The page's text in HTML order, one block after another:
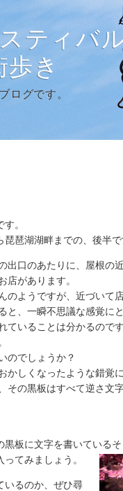
ティバ
き
ログです。
。
琶湖湖畔までの、後半
出口のあたりに、屋根の
店があります。
のようですが、近づいて
と、一瞬不思議な感覚に
ていることは分かるので
のでしょうか？
かしくなったような錯覚
その黒板はすべて逆さ文
黒板に文字を書いている
てみましょう。
いるのか、ぜひ尋